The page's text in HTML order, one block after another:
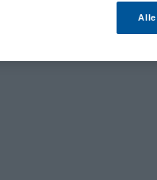
Alle